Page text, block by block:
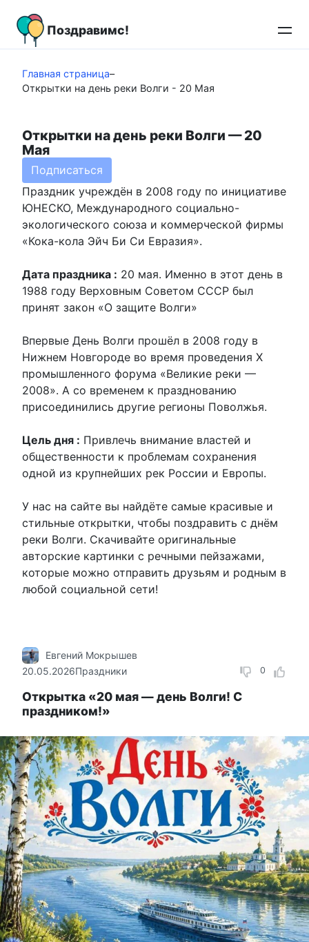
контенту
Поздравимс!
Главная страница–
Открытки на день реки Волги - 20 Мая
Открытки на день реки Волги — 20
Мая
Подписаться
Праздник учреждён в 2008 году по инициативе
ЮНЕСКО, Международного социально-
экологического союза и коммерческой фирмы
«Кока-кола Эйч Би Си Евразия».
Дата праздника : 20 мая. Именно в этот день в
1988 году Верховным Советом СССР был
принят закон «О защите Волги»
Впервые День Волги прошёл в 2008 году в
Нижнем Новгороде во время проведения X
промышленного форума «Великие реки —
2008». А со временем к празднованию
присоединились другие регионы Поволжья.
Цель дня : Привлечь внимание властей и
общественности к проблемам сохранения
одной из крупнейших рек России и Европы.
У нас на сайте вы найдёте самые красивые и
стильные открытки, чтобы поздравить с днём
реки Волги. Скачивайте оригинальные
авторские картинки с речными пейзажами,
которые можно отправить друзьям и родным в
любой социальной сети!
0
Евгений Мокрышев
20.05.2026Праздники
Открытка «20 мая — день Волги! С
праздником!»